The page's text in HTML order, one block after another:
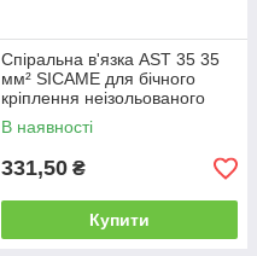
Спіральна в'язка AST 35 35
мм² SICAME для бічного
кріплення неізольованого
проводу, спіральне кріплення
В наявності
331,50 ₴
Купити